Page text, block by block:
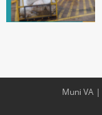
Muni VA |